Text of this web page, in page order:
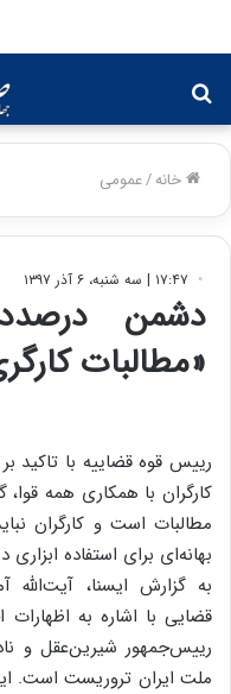
برای
خانه/عمومی
۱۷:۴۷ | سه شنبه، ۶ آذر ۱۳۹۷
دشمن درصدد
«مطالبات
رییس قوه قضاییه با
کارگران با همکاری همه
مطالبات است و کارگران
بهانه‌ای برای استفاده
به گزارش ایسنا، آیت‌الله
قضایی با اشاره به
رییس‌جمهور شیرین‌عقل و
ملت ایران تروریست است.